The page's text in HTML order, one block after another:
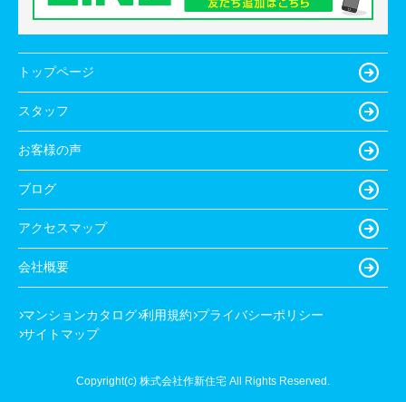
トップページ
スタッフ
お客様の声
ブログ
アクセスマップ
会社概要
マンションカタログ 利用規約 プライバシーポリシー
サイトマップ
Copyright(c) 株式会社作新住宅 All Rights Reserved.